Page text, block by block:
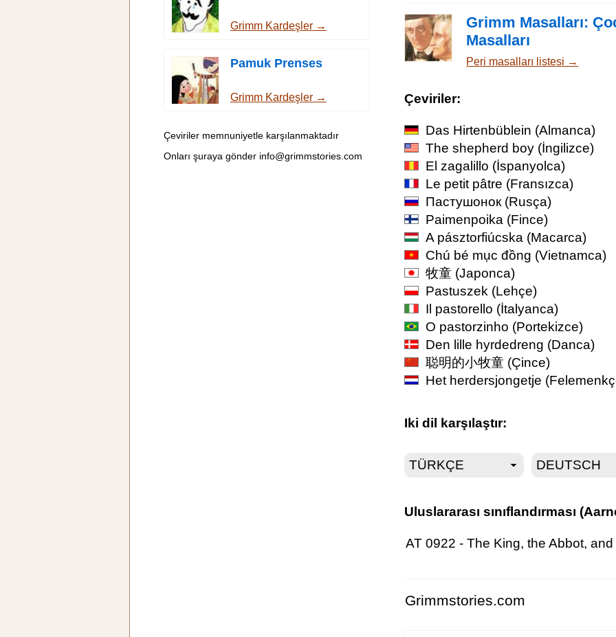
Grimm Kardeşler →
Pamuk Prenses
Grimm Kardeşler →
Çeviriler memnuniyetle karşılanmaktadır
Onları şuraya gönder info@grimmstories.com
Grimm Masalları:
Masalları
Peri masalları listesi →
Çeviriler:
Das Hirtenbüblein (Almanca)
The shepherd boy (İngilizce)
El zagalillo (İspanyolca)
Le petit pâtre (Fransızca)
Пастушонок (Rusça)
Paimenpoika (Fince)
A pásztorfiúcska (Macarca)
Chú bé mục đồng (Vietnamca)
牧童 (Japonca)
Pastuszek (Lehçe)
Il pastorello (İtalyanca)
O pastorzinho (Portekizce)
Den lille hyrdedreng (Danca)
聪明的小牧童 (Çince)
Het herdersjongetje
Iki dil karşılaştır:
Uluslararası sınıflandırması
AT 0922 - The King, the Abbot,
Grimmstories.com